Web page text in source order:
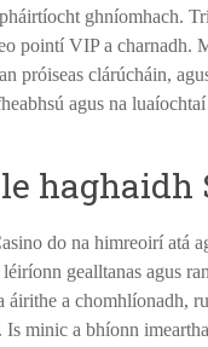
ghníomhach.
pointí VIP a charnadh.
próiseas clárúcháin,
agus na
haghaidh
do na himreoirí atá
gealltanas agus
a chomhlíonadh,
minic a bhíonn